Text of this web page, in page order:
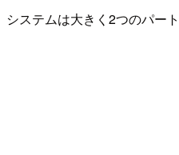
システムは大きく2つのパー